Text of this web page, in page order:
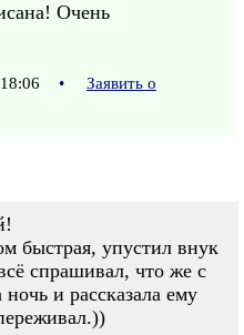
Очень
•
Заявить о
быстрая, упустил внук
спрашивал, что же с
и рассказала ему